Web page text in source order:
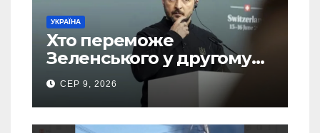
УКРАЇНА
Хто переможе
Зеленського у другому
турі виборів президента
України – новий рейтинг
SOCIS
СЕР 9, 2026